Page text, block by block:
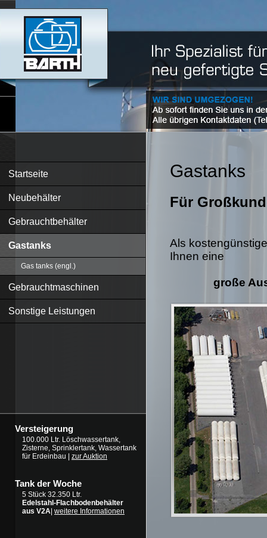
Startseite
Neubehälter
Gebrauchtbehälter
Gastanks
Gas tanks (engl.)
Gebrauchtmaschinen
Sonstige Leistungen
Versteigerung
100.000 Ltr. Löschwassertank,
Zisterne, Sprinklertank, Wassertank
für Erdeinbau | zur Auktion
Tank der Woche
5 Stück 32.350 Ltr.
Edelstahl-Flachbodenbehälter
aus V2A weitere Informationen
Gastanks
Für
Als
Ihnen eine
große